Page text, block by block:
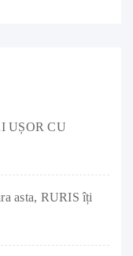
UȘOR CU
asta, RURIS îți